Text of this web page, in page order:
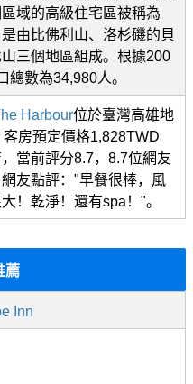
域的高級住宅區被稱為
是由比佛利山、洛杉磯的貝
三個地區組成。根據200
總數為34,980人。
Harbour位於臺灣高雄地
客房預定價格1,828TWD
當前評分8.7，8.7位網友
友點評："早餐很棒，風
！乾淨！還有spa！"。
薦
Inn